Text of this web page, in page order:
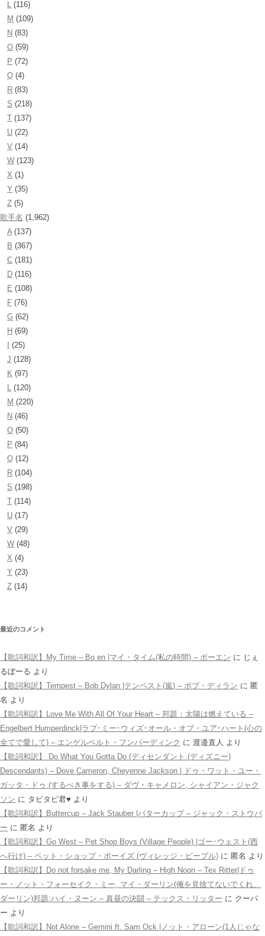
L (116)
M (109)
N (83)
O (59)
P (72)
Q (4)
R (83)
S (218)
T (137)
U (22)
V (14)
W (123)
X (1)
Y (35)
Z (5)
歌手名 (1,962)
A(137)
B (367)
C (181)
D (116)
E (108)
F (76)
G (62)
H (69)
(25)
J (128)
K (97)
L (120)
M (220)
N (46)
O (50)
P (84)
Q (12)
R (104)
S (198)
T (114)
U (17)
V (29)
W (48)
X (4)
Y (23)
Z (14)
最近のコメント
【歌詞和訳】My Time – Bo en |マイ・タイム(私の時間) – ボーエン に じぇ
るぼーる より
【歌詞和訳】Tempest – Bob Dylan |テンペスト(嵐) – ボブ・ディラン に 匿
名 より
【歌詞和訳】Love Me With All Of Your Heart – 邦題：太陽は燃えている –
Engelbert Humperdinck|ラブ･ミー･ウィズ･オール・オブ・ユア･ハート(心の
全てで愛して) – エンゲルベルト・フンパーディンク に 渡邉直人 より
【歌詞和訳】 Do What You Gotta Do (ディセンダント (ディズニー)
Descendants) – Dove Cameron, Cheyenne Jackson | ドゥ・ワット・ユー・
ガッタ・ドゥ (するべき事をする) – ダヴ・キャメロン, シャイアン・ジャク
ソン に タピタピ君♥️ より
【歌詞和訳】Buttercup – Jack Stauber |バターカップ – ジャック・ストウバ
ー に 匿名 より
【歌詞和訳】Go West – Pet Shop Boys (Village People) |ゴー･ウェスト(西
へ行け) – ペット・ショップ・ボーイズ (ヴィレッジ・ピープル) に 匿名 より
【歌詞和訳】Do not forsake me, My Darling – High Noon – Tex Ritter|ドゥ
ー・ノット・フォーセイク・ミー, マイ・ダーリン(俺を見捨てないでくれ、
ダーリン)邦題:ハイ・ヌーン – 真昼の決闘 – テックス・リッター に クーパ
ー より
【歌詞和訳】Not Alone – Gemini ft. Sam Ock |ノット・アローン(1人じゃな